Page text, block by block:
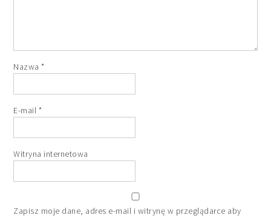
Nazwa*
E-mail *
Witryna internetowa
Zapisz moje dane, adres e-mail i witrynę w przeglądarce aby